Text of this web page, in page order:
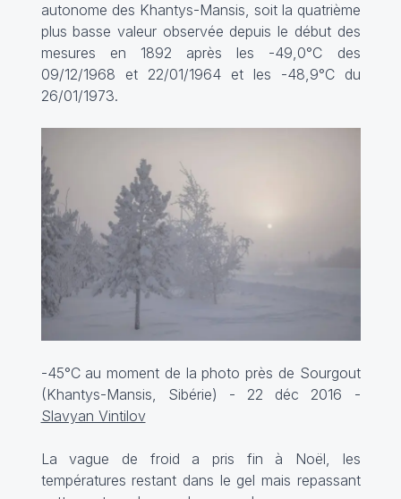
autonome des Khantys-Mansis, soit la quatrième
plus basse valeur observée depuis le début des
mesures en 1892 après les -49,0°C des
09/12/1968 et 22/01/1964 et les -48,9°C du
26/01/1973.
-45°C au moment de la photo près de Sourgout
(Khantys-Mansis, Sibérie) - 22 déc 2016 -
Slavyan Vintilov
La vague de froid a pris fin à Noël, les
températures restant dans le gel mais repassant